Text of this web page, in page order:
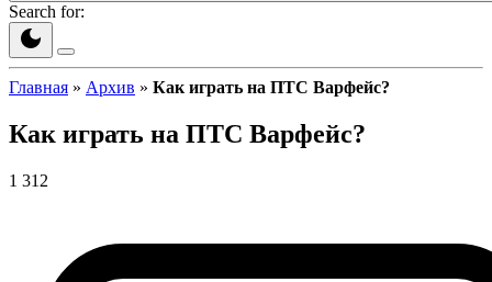
Search for:
Главная » Архив » Как играть на ПТС Варфейс?
Как играть на ПТС Варфейс?
1 312